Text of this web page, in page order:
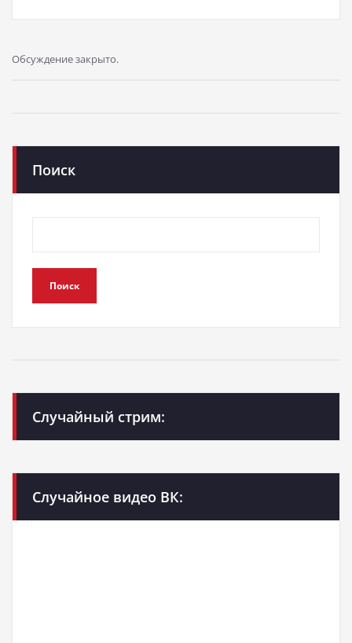
Обсуждение закрыто.
Поиск
Поиск
Случайный стрим:
Случайное видео ВК: